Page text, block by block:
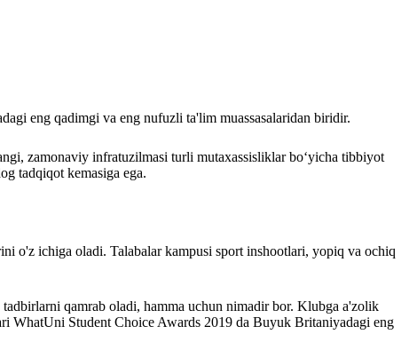
eng qadimgi va eng nufuzli ta'lim muassasalaridan biridir.
zamonaviy infratuzilmasi turli mutaxassisliklar bo‘yicha tibbiyot
tadqiqot kemasiga ega.
o'z ichiga oladi. Talabalar kampusi sport inshootlari, yopiq va ochiq
qamrab oladi, hamma uchun nimadir bor. Klubga a'zolik
WhatUni Student Choice Awards 2019 da Buyuk Britaniyadagi eng